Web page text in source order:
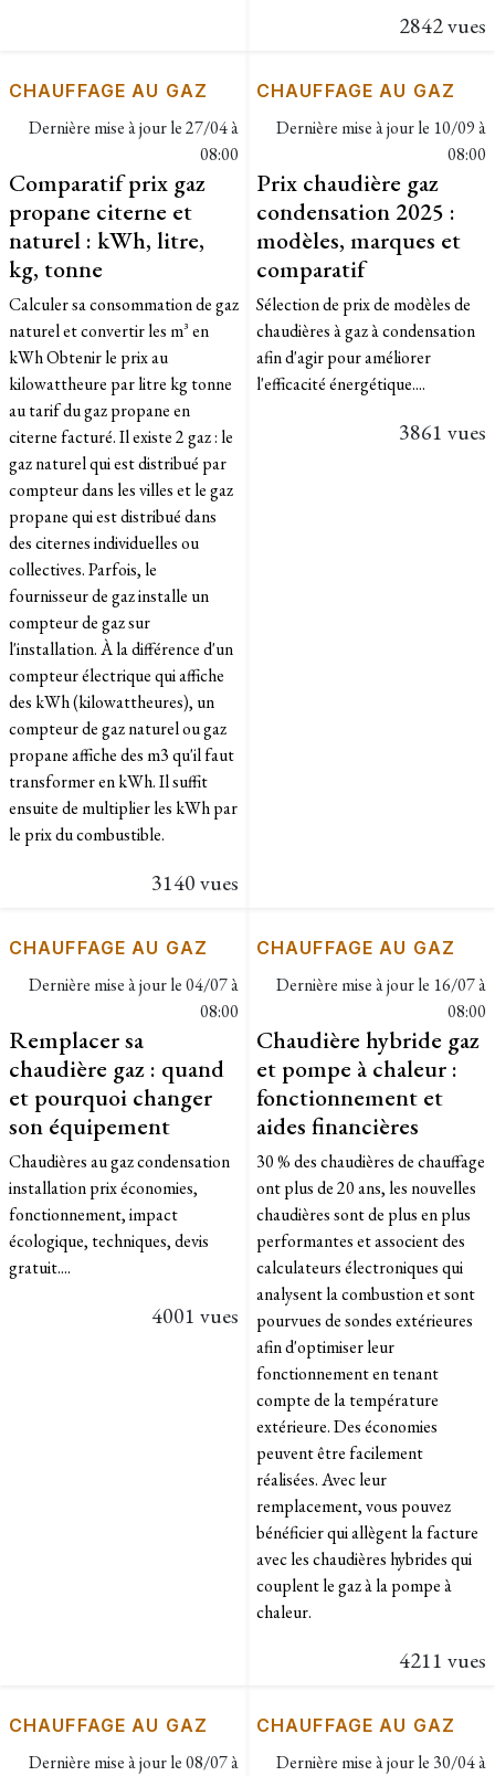
2842 vues
CHAUFFAGE AU GAZ
Dernière mise à jour le27/04 à
08:00
Comparatif prix gaz
propane citerne et
naturel : kWh, litre,
kg, tonne
Calculer sa consommation de gaz
naturel et convertir les m³ en
kWh Obtenir le prix au
kilowattheure par litre kg tonne
au tarif du gaz propane en
citerne facturé. Il existe 2 gaz : le
gaz naturel qui est distribué par
compteur dans les villes et le gaz
propane qui est distribué dans
des citernes individuelles ou
collectives. Parfois, le
fournisseur de gaz installe un
compteur de gaz sur
l'installation. À la différence d'un
compteur électrique qui affiche
des kWh (kilowattheures), un
compteur de gaz naturel ou gaz
propane affiche des m3 qu'il faut
transformer en kWh. Il suffit
ensuite de multiplier les kWh par
le prix du combustible. ​
3140 vues
CHAUFFAGE AU GAZ
Dernière mise à jour le 10/09 à
08:00
Prix chaudière gaz
condensation 2025 :
modèles, marques et
comparatif
Sélection de prix de modèles de
chaudières à gaz à condensation
afin d'agir pour améliorer
l'efficacité énergétique....
3861 vues
CHAUFFAGE AU GAZ
Dernière mise à jour le04/07 à
08:00
Remplacer sa
chaudière gaz : quand
et pourquoi changer
son équipement
Chaudières au gaz condensation
installation prix économies,
fonctionnement, impact
écologique, techniques, devis
gratuit....
4001 vues
CHAUFFAGE AU GAZ
Dernière mise à jour le 16/07 à
08:00
Chaudière hybride gaz
et pompe à chaleur :
fonctionnement et
aides financières
30 % des chaudières de chauffage
ont plus de 20 ans, les nouvelles
chaudières sont de plus en plus
performantes et associent des
calculateurs électroniques qui
analysent la combustion et sont
pourvues de sondes extérieures
afin d'optimiser leur
fonctionnement en tenant
compte de la température
extérieure. Des économies
peuvent être facilement
réalisées. Avec leur
remplacement, vous pouvez
bénéficier qui allègent la facture
avec les chaudières hybrides qui
couplent le gaz à la pompe à
chaleur.
4211 vues
CHAUFFAGE AU GAZ
Dernière mise à jour le08/07 à
CHAUFFAGE AU GAZ
Dernière mise à jour le 30/04 à